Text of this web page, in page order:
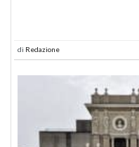
di Redazione